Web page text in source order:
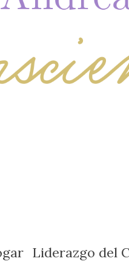
Liderazgo del